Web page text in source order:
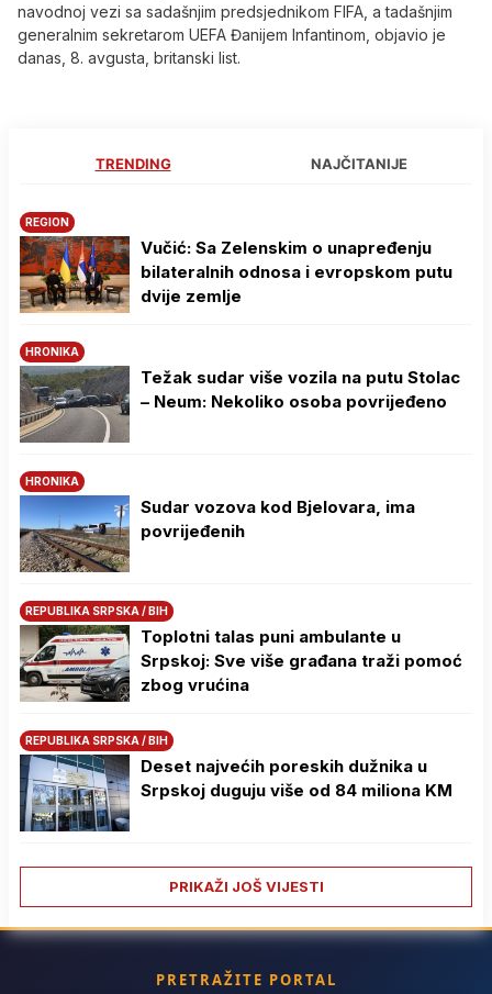
navodnoj vezi sa sadašnjim predsjednikom FIFA, a tadašnjim
generalnim sekretarom UEFA Đanijem Infantinom, objavio je
danas, 8. avgusta, britanski list.
TRENDING NAJČITANIJE
REGION
Vučić: Sa Zelenskim o unapređenju
bilateralnih odnosa i evropskom putu
dvije zemlje
HRONIKA
Težak sudar više vozila na putu Stolac
– Neum: Nekoliko osoba povrijeđeno
HRONIKA
Sudar vozova kod Bjelovara, ima
povrijeđenih
REPUBLIKA SRPSKA / BIH
Toplotni talas puni ambulante u
Srpskoj: Sve više građana traži pomoć
zbog vrućina
REPUBLIKA SRPSKA / BIH
Deset najvećih poreskih dužnika u
Srpskoj duguju više od 84 miliona KM
PRIKAŽI JOŠ VIJESTI
PRETRAŽITE PORTAL